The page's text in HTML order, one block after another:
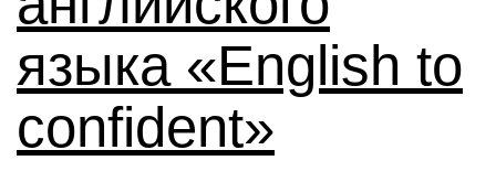
языка «English to
confident»